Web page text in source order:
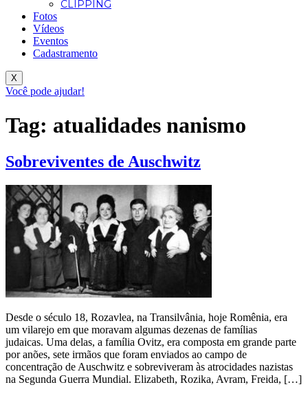
CLIPPING
Fotos
Vídeos
Eventos
Cadastramento
X
Você pode ajudar!
Tag: atualidades nanismo
Sobreviventes de Auschwitz
Desde o século 18, Rozavlea, na Transilvânia, hoje Romênia, era
um vilarejo em que moravam algumas dezenas de famílias
judaicas. Uma delas, a família Ovitz, era composta em grande parte
por anões, sete irmãos que foram enviados ao campo de
concentração de Auschwitz e sobreviveram às atrocidades nazistas
na Segunda Guerra Mundial. Elizabeth, Rozika, Avram, Freida, […]